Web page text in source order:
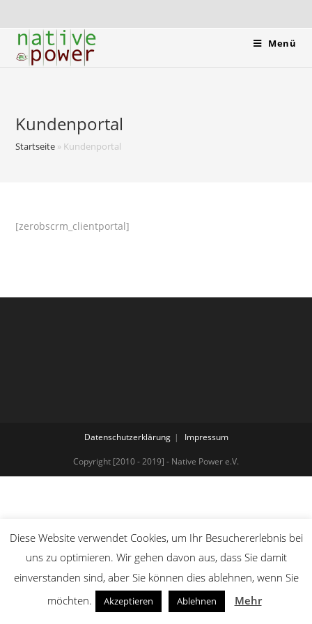
Menü
Kundenportal
Startseite » Kundenportal
[zerobscrm_clientportal]
Datenschutzerklärung Impressum
Copyright [2010 - 2019] - Native Power e.V.
Diese Website verwendet Cookies, um Ihr Besuchererlebnis bei
uns zu optimieren. Wir gehen davon aus, dass Sie damit
einverstanden sind, aber Sie können dies ablehnen, wenn Sie
möchten.
Akzeptieren Ablehnen Mehr